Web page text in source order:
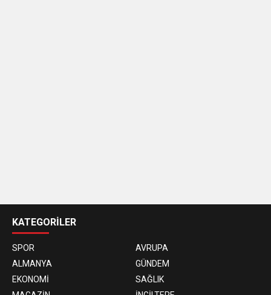
siteleri
KATEGORİLER
SPOR
AVRUPA
ALMANYA
GÜNDEM
EKONOMİ
SAĞLIK